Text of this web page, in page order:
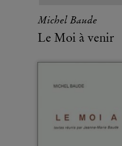
Michel Baude
Le Moi à venir